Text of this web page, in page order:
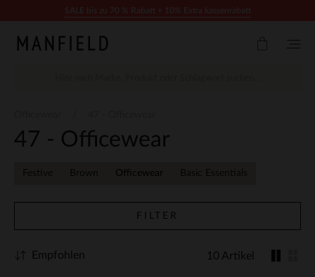
47 - Officewear
Festive Brown Officewear Basic Essentials
FILTER
10 Artikel
Empfohlen